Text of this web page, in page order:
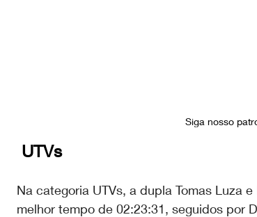
Siga nosso
UTVs
Na categoria UTVs, a dupla Tomas Luza
melhor tempo de 02:23:31, seguidos por